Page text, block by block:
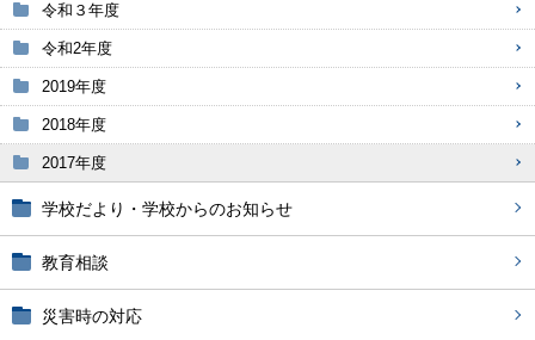
令和３年度
令和2年度
2019年度
2018年度
2017年度
学校だより・学校からのお知らせ
教育相談
災害時の対応